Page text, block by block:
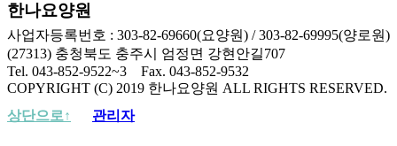
한나요양원
사업자등록번호 : 303-82-69660(요양원) / 303-82-69995(양로원)
(27313) 충청북도 충주시 엄정면 강현안길707
Tel. 043-852-9522~3 Fax. 043-852-9532
COPYRIGHT (C) 2019 한나요양원 ALL RIGHTS RESERVED.
상단으로↑
관리자